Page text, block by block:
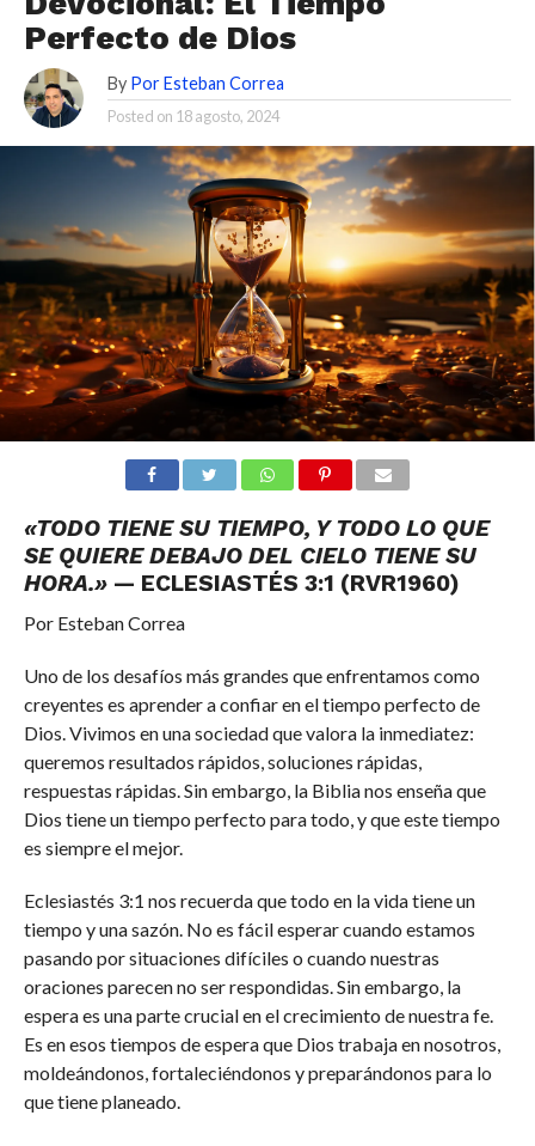
Perfecto de Dios
By Por Esteban Correa
Posted on 18 agosto, 2024
«TODO TIENE SU TIEMPO, Y TODO LO QUE
SE QUIERE DEBAJO DEL CIELO TIENE SU
HORA.»— ECLESIASTÉS 3:1 (RVR1960)
Por Esteban Correa
Uno de los desafíos más grandes que enfrentamos como
creyentes es aprender a confiar en el tiempo perfecto de
Dios. Vivimos en una sociedad que valora la inmediatez:
queremos resultados rápidos, soluciones rápidas,
respuestas rápidas. Sin embargo, la Biblia nos enseña que
Dios tiene un tiempo perfecto para todo, y que este tiempo
es siempre el mejor.
Eclesiastés 3:1 nos recuerda que todo en la vida tiene un
tiempo y una sazón. No es fácil esperar cuando estamos
pasando por situaciones difíciles o cuando nuestras
oraciones parecen no ser respondidas. Sin embargo, la
espera es una parte crucial en el crecimiento de nuestra fe.
Es en esos tiempos de espera que Dios trabaja en nosotros,
moldeándonos, fortaleciéndonos y preparándonos para lo
que tiene planeado.